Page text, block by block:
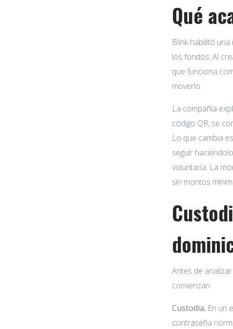
Qué
Blink habilitó
los fondos. Al
que funciona
moverlo.
La compañía
código QR, se
Lo que cambia
seguir
voluntaria. La
sin montos
Antes de
comienzan.
Custodia. En un
contraseña